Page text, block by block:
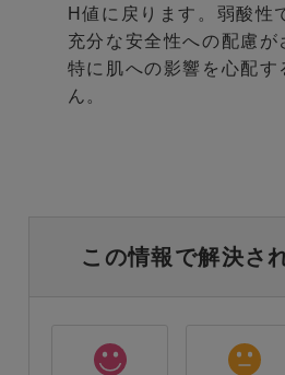
H値に戻ります。弱酸性
充分な安全性への配慮が
特に肌への影響を心配す
ん。
この情報で解決さ